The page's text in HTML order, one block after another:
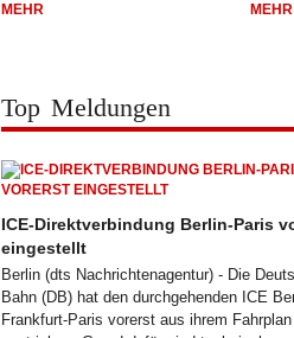
MEHR MEHR
Top Meldungen
ICE-Direktverbindung Berlin-Paris
eingestellt
Berlin (dts Nachrichtenagentur) - Die
Bahn (DB) hat den durchgehenden ICE
Frankfurt-Paris vorerst aus ihrem Fahrplan